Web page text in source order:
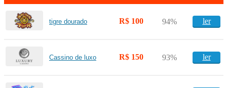
tigre dourado R$ 100 94% ler
Cassino de luxo R$ 150 93% ler